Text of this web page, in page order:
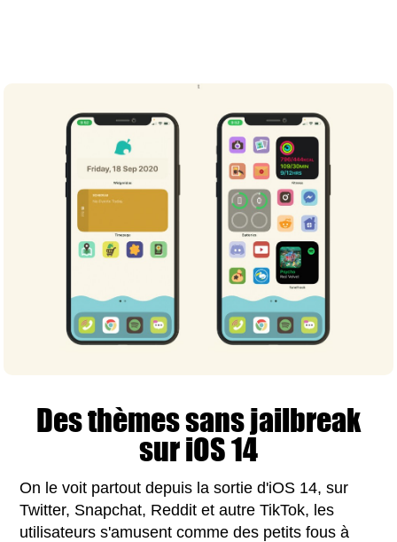
Des thèmes sans jailbreak
sur iOS 14
On le voit partout depuis la sortie d'iOS 14, sur
Twitter, Snapchat, Reddit et autre TikTok, les
utilisateurs s'amusent comme des petits fous à